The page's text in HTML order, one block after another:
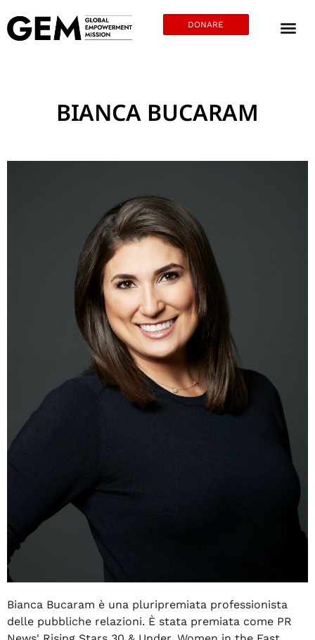
DONARE
BIANCA BUCARAM
Bianca Bucaram è una pluripremiata professionista
delle pubbliche relazioni. È stata premiata come PR